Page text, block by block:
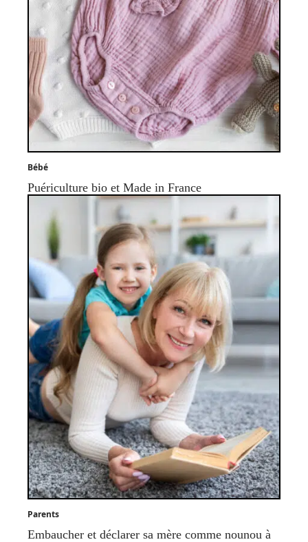
Bébé
Puériculture bio et Made in France
Parents
Embaucher et déclarer sa mère comme nounou à